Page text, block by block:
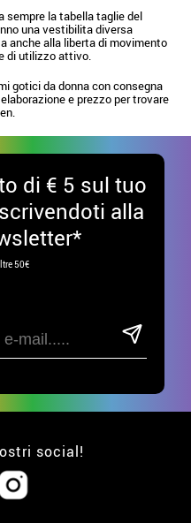
sempre la tabella taglie del
una vestibilita diversa
anche alla liberta di movimento
di utilizzo attivo.
gotici da donna con consegna
e prezzo per trovare
di € 5 sul tuo
alla
50€
social!